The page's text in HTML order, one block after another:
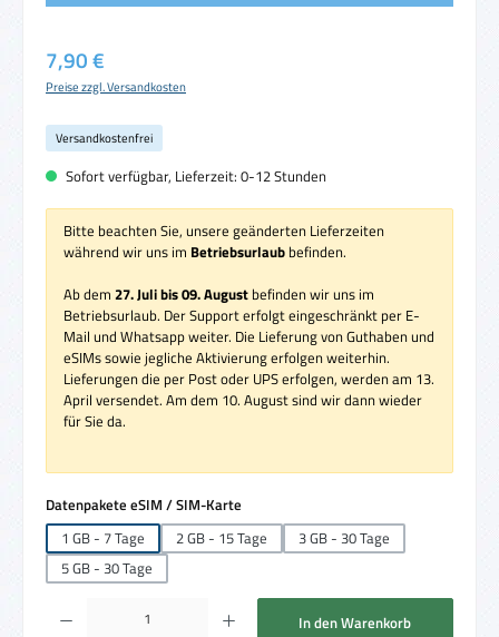
Regulärer Preis:
7,90 €
Preise zzgl. Versandkosten
Versandkostenfrei
Sofort verfügbar, Lieferzeit: 0-12 Stunden
Bitte beachten Sie, unsere geänderten Lieferzeiten
während wir uns im Betriebsurlaub befinden.
Ab dem 27. Juli bis 09. August befinden wir uns im
Betriebsurlaub. Der Support erfolgt eingeschränkt per E-
Mail und Whatsapp weiter. Die Lieferung von Guthaben und
eSIMs sowie jegliche Aktivierung erfolgen weiterhin.
Lieferungen die per Post oder UPS erfolgen, werden am 13.
April versendet. Am dem 10. August sind wir dann wieder
für Sie da.
Datenpakete eSIM / SIM-Karte
1 GB - 7 Tage
2 GB - 15 Tage
3 GB - 30 Tage
5 GB - 30 Tage
Produkt Anzahl: Gib den gewünschten Wert ein oder benutze die Schaltflächen um
In den Warenkorb